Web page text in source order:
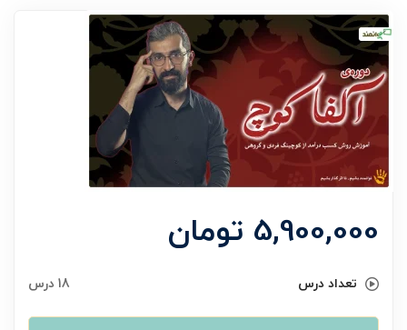
5,900,000 تومان
تعداد درس 18 درس